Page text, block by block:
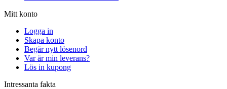
Mitt konto
Logga in
Skapa konto
Begär nytt lösenord
Var är min leverans?
Lös in kupong
Intressanta fakta